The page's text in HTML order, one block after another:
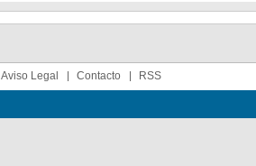
Aviso Legal Contacto RSS